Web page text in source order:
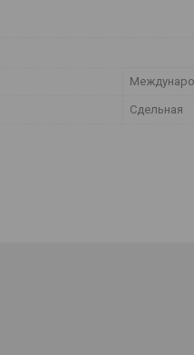
Сдельная